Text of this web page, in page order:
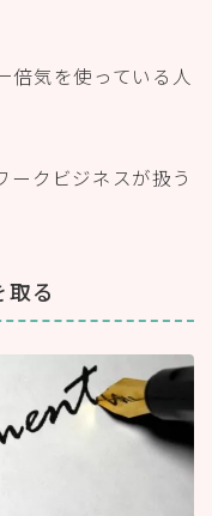
倍気を使っている人
ークビジネスが扱う
る